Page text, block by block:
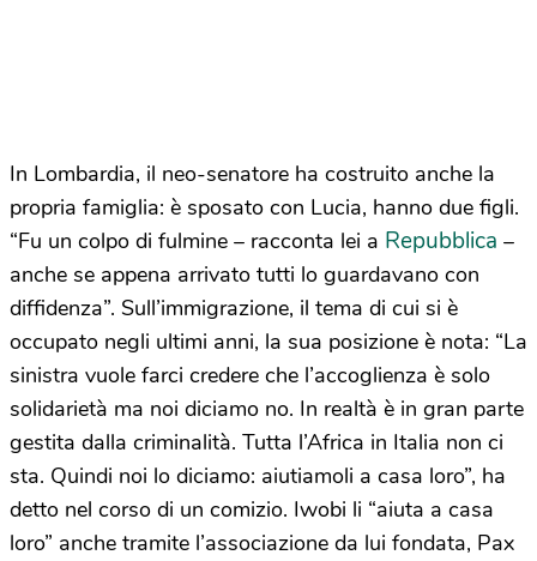
In Lombardia, il neo-senatore ha costruito anche la
propria famiglia: è sposato con Lucia, hanno due figli.
“Fu un colpo di fulmine – racconta lei a Repubblica –
anche se appena arrivato tutti lo guardavano con
diffidenza”. Sull’immigrazione, il tema di cui si è
occupato negli ultimi anni, la sua posizione è nota: “La
sinistra vuole farci credere che l’accoglienza è solo
solidarietà ma noi diciamo no. In realtà è in gran parte
gestita dalla criminalità. Tutta l’Africa in Italia non ci
sta. Quindi noi lo diciamo: aiutiamoli a casa loro”, ha
detto nel corso di un comizio. Iwobi li “aiuta a casa
loro” anche tramite l’associazione da lui fondata, Pax